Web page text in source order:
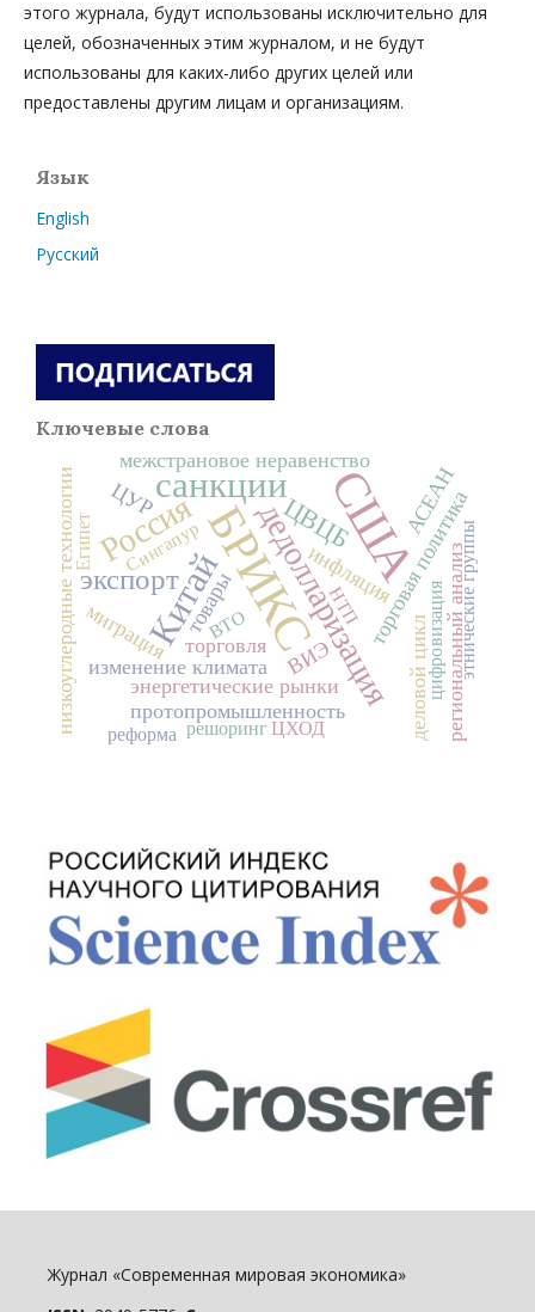
этого журнала, будут использованы исключительно для
целей, обозначенных этим журналом, и не будут
использованы для каких-либо других целей или
предоставлены другим лицам и организациям.
Язык
English
Русский
Ключевые слова
США
БРИКС
Китай
санкции
дедолларизация
Россия
экспорт
ЦВЦБ
торговля
низкоуглеродные технологии изменение климата
торговая политика
региональный анализ
деловой цикл
ЦУР
межстрановое неравенство
энергетические рынки
инфляция
товары
АСЕАН
ВИЭ
миграция
протопромышленность
решоринг ЦХОД
Сингапур
реформа
ВТО НТП
Египет этнические группы
цифровизация
Журнал «Современная мировая экономика»